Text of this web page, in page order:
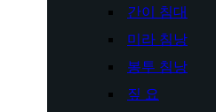
간이 침대
미라 침낭
봉투 침낭
짚 요